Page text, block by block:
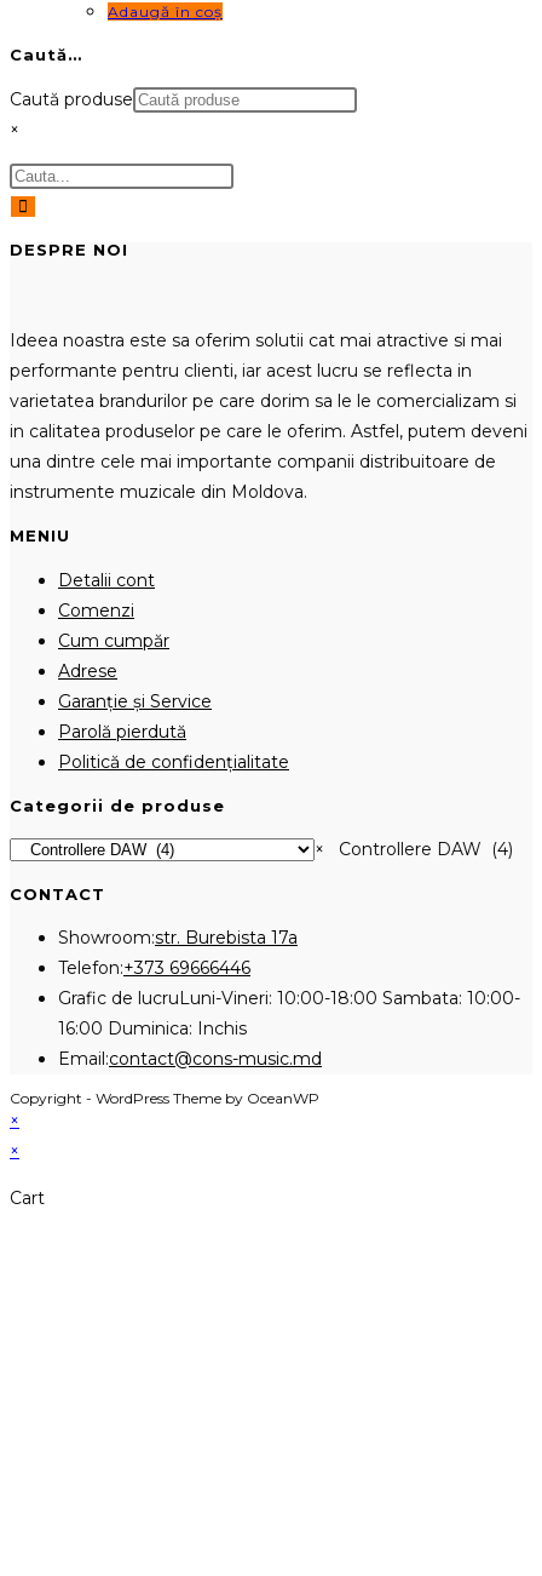
Adaugă în coș
Caută…
Caută produse
×
DESPRE NOI
Ideea noastra este sa oferim solutii cat mai atractive si mai
performante pentru clienti, iar acest lucru se reflecta in
varietatea brandurilor pe care dorim sa le le comercializam si
in calitatea produselor pe care le oferim. Astfel, putem deveni
una dintre cele mai importante companii distribuitoare de
instrumente muzicale din Moldova.
MENIU
Detalii cont
Comenzi
Cum cumpăr
Adrese
Garanție și Service
Parolă pierdută
Politică de confidențialitate
Categorii de produse
× Controllere DAW (4)
CONTACT
Showroom:str. Burebista 17a
Telefon:+373 69666446Opens
in
application
Grafic de lucruLuni-Vineri: 10:00-18:00 Sambata: 10:00-
16:00 Duminica: Inchis
Email:contact@cons-music.md
Copyright - WordPress Theme by OceanWP
×
×
Cart